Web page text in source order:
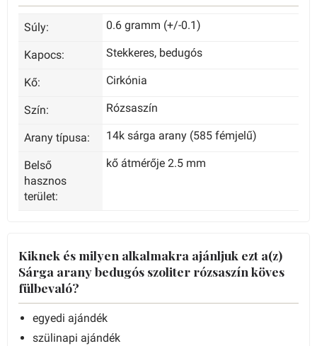
Súly: 0.6 gramm (+/-0.1)
Kapocs: Stekkeres, bedugós
Kő: Cirkónia
Szín: Rózsaszín
Arany típusa: 14k sárga arany (585 fémjelű)
Belső
hasznos
terület:
kő átmérője 2.5 mm
Kiknek és milyen alkalmakra ajánljuk ezt a(z)
Sárga arany bedugós szoliter rózsaszín köves
fülbevaló?
egyedi ajándék
szülinapi ajándék